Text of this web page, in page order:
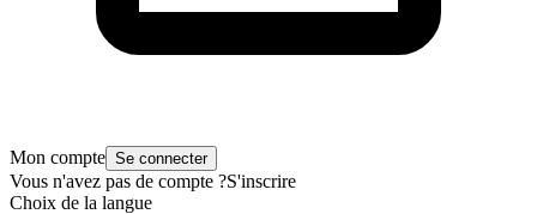
Mon compte Se connecter
Vous n'avez pas de compte ?S'inscrire
Choix de la langue